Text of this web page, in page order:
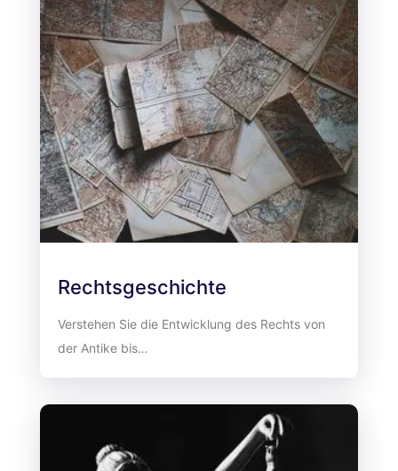
Rechtsgeschichte
Verstehen Sie die Entwicklung des Rechts von
der Antike bis…